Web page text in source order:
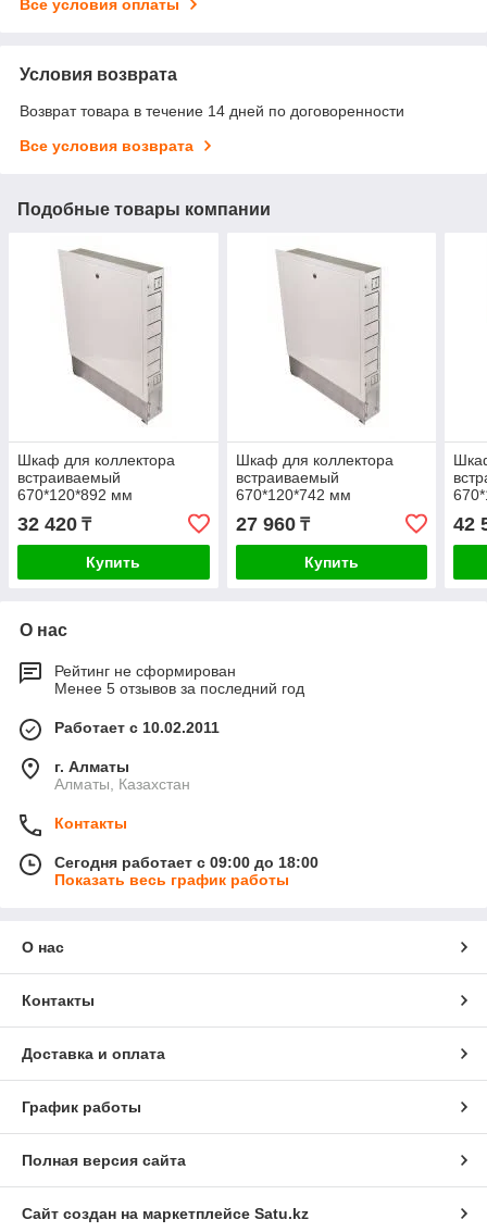
Все условия оплаты
Условия возврата
Возврат товара в течение 14 дней по договоренности
Все условия возврата
Подобные товары компании
Шкаф для коллектора
встраиваемый
670*120*892 мм
32 420 ₸
Купить
Шкаф для коллектора
встраиваемый
670*120*742 мм
27 960₸
Купить
42
О нас
Рейтинг не сформирован
Менее 5 отзывов за последний год
Работает с 10.02.2011
г. Алматы
Алматы, Казахстан
Контакты
Сегодня работает с 09:00 до 18:00
Показать весь график работы
О нас
Контакты
Доставка и оплата
График работы
Полная версия сайта
Сайт создан на маркетплейсе Satu.kz